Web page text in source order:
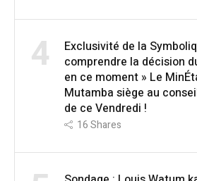
4
Exclusivité de la
comprendre la décision
en ce moment » Le
Mutamba siège au
de ce Vendredi !
16Shares